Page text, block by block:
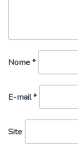
Nome*
E-mail*
Site